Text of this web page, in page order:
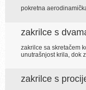
pokretna
zakrilce s
zakrilce sa skretačem
unutrašnjost krila, dok
zakrilce s